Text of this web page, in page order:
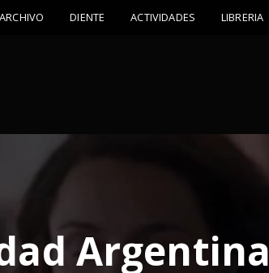
ARCHIVO DIENTE ACTIVIDADES LIBRERIA
Argentina